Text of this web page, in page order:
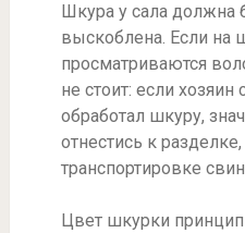
Шкура у сала должна
выскоблена. Если на
просматриваются
не стоит: если
обработал шкуру,
отнестись к
транспортировке
Цвет шкурки